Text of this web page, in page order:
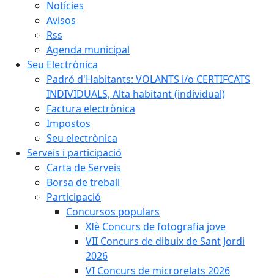
Notícies
Avisos
Rss
Agenda municipal
Seu Electrònica
Padró d'Habitants: VOLANTS i/o CERTIFCATS
INDIVIDUALS, Alta habitant (individual)
Factura electrònica
Impostos
Seu electrònica
Serveis i participació
Carta de Serveis
Borsa de treball
Participació
Concursos populars
XIè Concurs de fotografia jove
VII Concurs de dibuix de Sant Jordi
2026
VI Concurs de microrelats 2026